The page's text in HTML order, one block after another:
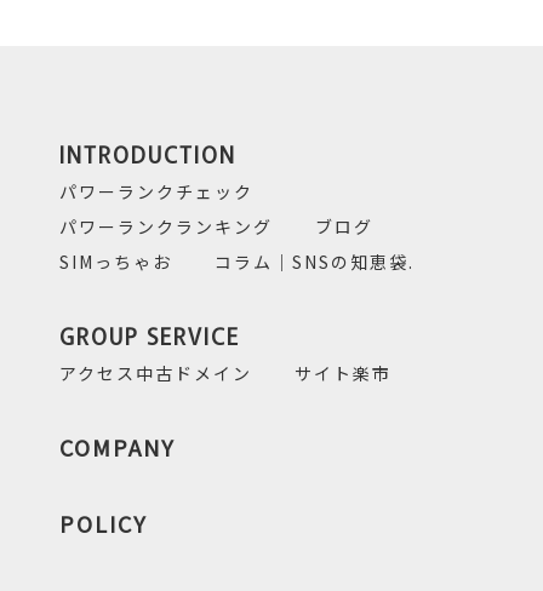
INTRODUCTION
パワーランクチェック
パワーランクランキング
ブログ
SIMっちゃお
コラム｜SNSの知恵袋.
GROUP SERVICE
アクセス中古ドメイン サイト楽市
COMPANY
POLICY